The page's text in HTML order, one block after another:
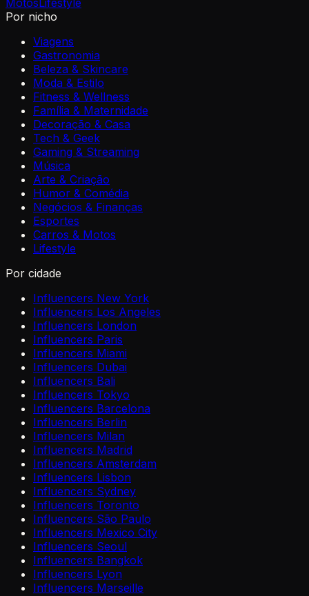
MotosLifestyle
Por nicho
Viagens
Gastronomia
Beleza & Skincare
Moda & Estilo
Fitness & Wellness
Família & Maternidade
Decoração & Casa
Tech & Geek
Gaming & Streaming
Música
Arte & Criação
Humor & Comédia
Negócios & Finanças
Esportes
Carros & Motos
Lifestyle
Por cidade
Influencers New York
Influencers Los Angeles
Influencers London
Influencers Paris
Influencers Miami
Influencers Dubai
Influencers Bali
Influencers Tokyo
Influencers Barcelona
Influencers Berlin
Influencers Milan
Influencers Madrid
Influencers Amsterdam
Influencers Lisbon
Influencers Sydney
Influencers Toronto
Influencers São Paulo
Influencers Mexico City
Influencers Seoul
Influencers Bangkok
Influencers Lyon
Influencers Marseille